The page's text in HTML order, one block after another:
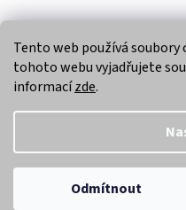
Tento web používá
tohoto webu vyjadřujete
informacízde.
Odmítnout
Copyright 2026